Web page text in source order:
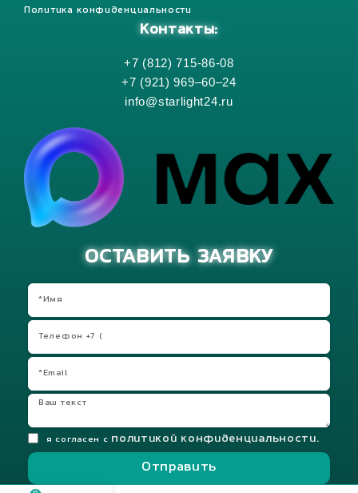
Политика конфиденциальности
Контакты:
+7 (812) 715-86-08
+7 (921) 969–60–24
info@starlight24.ru
ОСТАВИТЬ ЗАЯВКУ
я согласен с политикой конфиденциальности.
Отправить